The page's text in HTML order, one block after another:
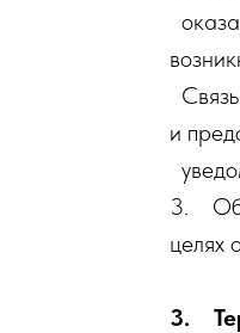
и
3.
целях
3.